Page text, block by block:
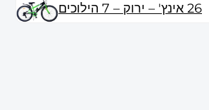
26 אינץ' – ירוק – 7 הילוכים